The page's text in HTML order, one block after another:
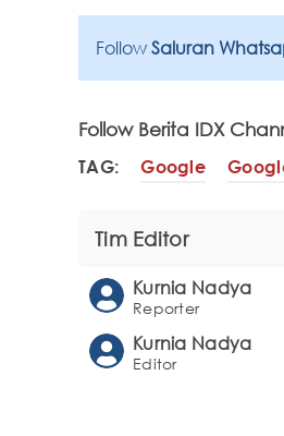
Follow Saluran
Follow Berita IDX
TAG: Google
Tim Editor
Kurnia Nadya
Reporter
Kurnia Nadya
Editor